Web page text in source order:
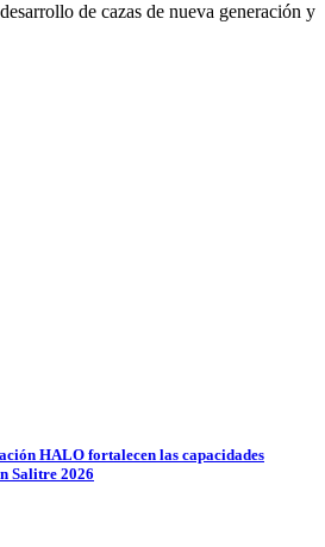
de cazas de nueva generación y
HALO fortalecen las capacidades
Salitre 2026